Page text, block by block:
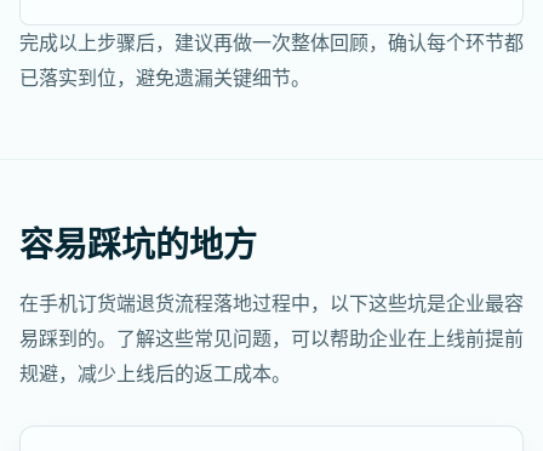
完成以上步骤后，建议再做一次整体回顾，确认每个环节都
已落实到位，避免遗漏关键细节。
容易踩坑的地方
在手机订货端退货流程落地过程中，以下这些坑是企业最容
易踩到的。了解这些常见问题，可以帮助企业在上线前提前
规避，减少上线后的返工成本。